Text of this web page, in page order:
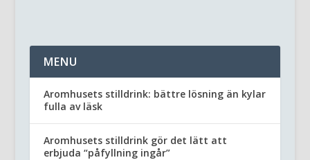
MENU
Aromhusets stilldrink: bättre lösning än kylar
fulla av läsk
Aromhusets stilldrink gör det lätt att
erbjuda “påfyllning ingår”